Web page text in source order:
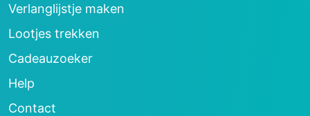
Verlanglijstje maken
Lootjes trekken
Cadeauzoeker
Help
Contact